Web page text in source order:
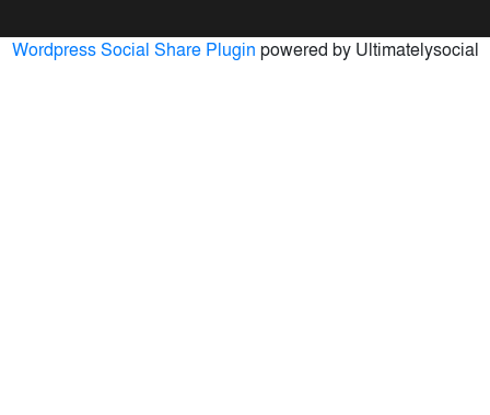
Wordpress Social Share Plugin powered by Ultimatelysocial